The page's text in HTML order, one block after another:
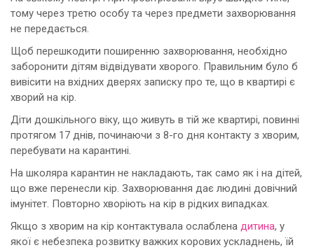
тому через третю особу та через предмети захворювання
не передається.
Щоб перешкодити поширенню захворювання, необхідно
заборонити дітям відвідувати хворого. Правильним було б
вивісити на вхідних дверях записку про те, що в квартирі є
хворий на кір.
Діти дошкільного віку, що живуть в тій же квартирі, повинні
протягом 17 днів, починаючи з 8-го дня контакту з хворим,
перебувати на карантині.
На школяра карантин не накладають, так само як і на дітей,
що вже перенесли кір. Захворювання дає людині довічний
імунітет. Повторно хворіють на кір в рідких випадках.
Якщо з хворим на кір контактувала ослаблена дитина, у
якої є небезпека розвитку важких корових ускладнень, їй